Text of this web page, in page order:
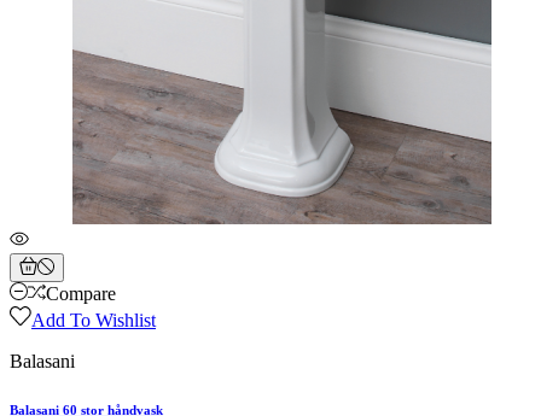
Compare
Add To Wishlist
Balasani
Balasani 60 stor håndvask